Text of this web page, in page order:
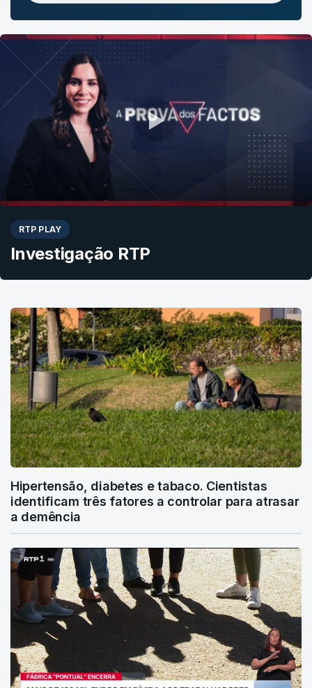
RTP PLAY
Investigação RTP
Hipertensão, diabetes e tabaco. Cientistas
identificam três fatores a controlar para atrasar
a demência